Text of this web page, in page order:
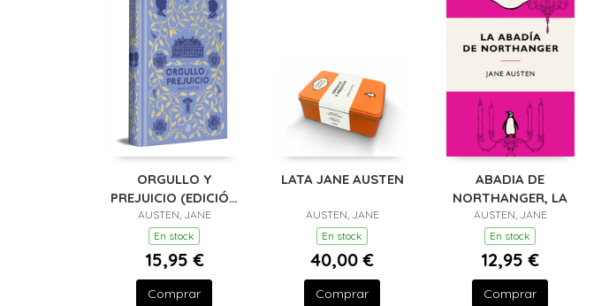
ORGULLO Y
PREJUICIO (EDICIÓN
ESPECIAL EN TAPA
DURA)
AUSTEN, JANE
En stock
15,95 €
Comprar
LATA JANE AUSTEN
AUSTEN, JANE
En stock
40,00 €
Comprar
ABADIA DE
NORTHANGER, LA
AUSTEN, JANE
En stock
12,95 €
Comprar